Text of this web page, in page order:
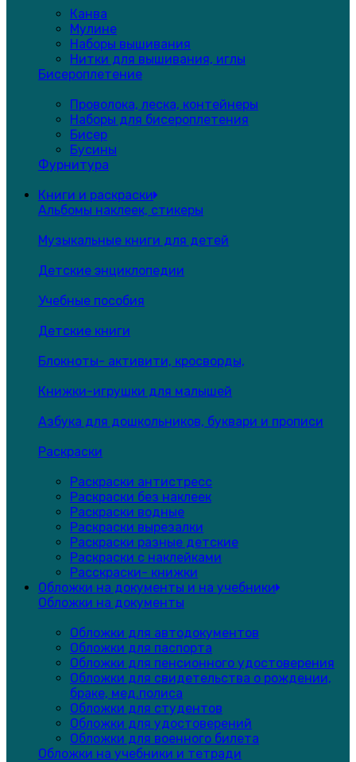
Канва
Мулине
Наборы вышивания
Нитки для вышивания, иглы
Бисероплетение
Проволока, леска, контейнеры
Наборы для бисероплетения
Бисер
Бусины
Фурнитура
Книги и раскраски
Альбомы наклеек, стикеры
Музыкальные книги для детей
Детские энциклопедии
Учебные пособия
Детские книги
Блокноты- активити, кросворды,
Книжки-игрушки для малышей
Азбука для дошкольников, буквари и прописи
Раскраски
Раскраски антистресс
Раскраски без наклеек
Раскраски водные
Раскраски вырезалки
Раскраски разные детские
Раскраски с наклейками
Расскраски- книжки
Обложки на документы и на учебники
Обложки на документы
Обложки для автодокументов
Обложки для паспорта
Обложки для пенсионного удостоверения
Обложки для свидетельства о рождении,
браке, мед.полиса
Обложки для студентов
Обложки для удостоверений
Обложки для военного билета
Обложки на учебники и тетради